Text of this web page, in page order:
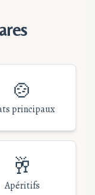
🍲
principaux
🥂
Apéritifs